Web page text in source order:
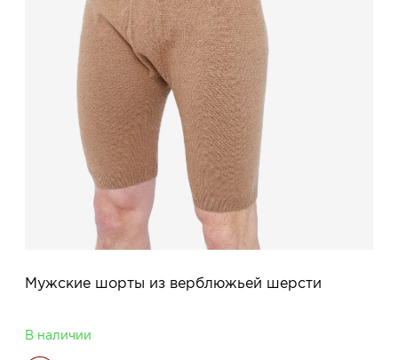
Мужские шорты из верблюжьей шерсти
В наличии